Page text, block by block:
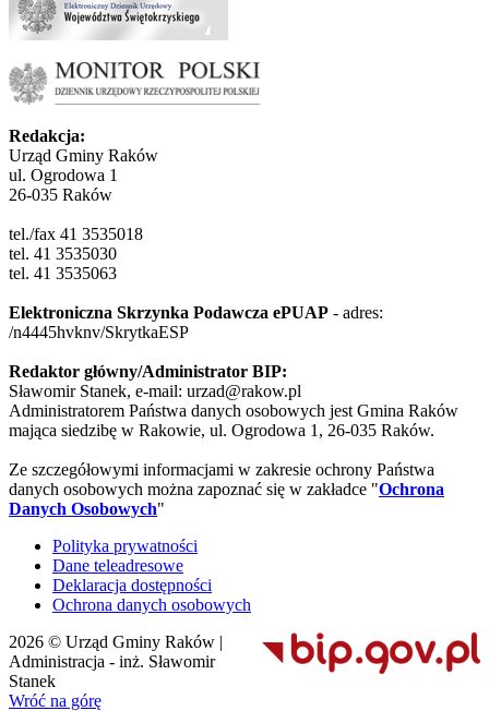
Redakcja:
Urząd Gminy Raków
ul. Ogrodowa 1
26-035 Raków
tel./fax 41 3535018
tel. 41 3535030
tel. 41 3535063
Elektroniczna Skrzynka Podawcza ePUAP - adres:
/n4445hvknv/SkrytkaESP
Redaktor główny/Administrator BIP:
Sławomir Stanek, e-mail: urzad@rakow.pl
Administratorem Państwa danych osobowych jest Gmina Raków
mająca siedzibę w Rakowie, ul. Ogrodowa 1, 26-035 Raków.
Ze szczegółowymi informacjami w zakresie ochrony Państwa
danych osobowych można zapoznać się w zakładce "Ochrona
Danych Osobowych"
Polityka prywatności
Dane teleadresowe
Deklaracja dostępności
Ochrona danych osobowych
2026 © Urząd Gminy Raków |
Administracja - inż. Sławomir
Stanek
Wróć na górę